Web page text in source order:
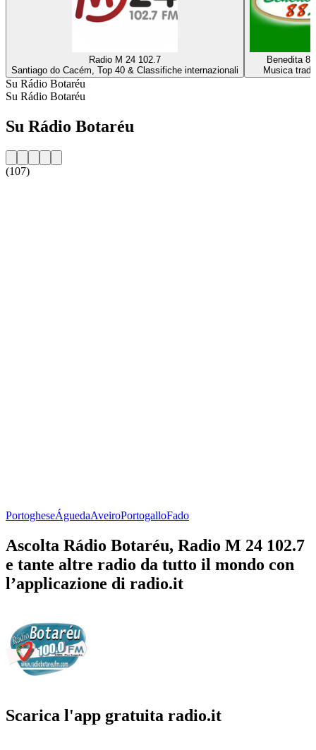
Radio M 24 102.7
Santiago do Cacém, Top 40 & Classifiche internazionali
Benedita
Musica
Su Rádio Botaréu
Su Rádio Botaréu
Su Rádio Botaréu
(107)
PortogheseÁguedaAveiroPortogalloFado
Ascolta Rádio Botaréu, Radio M 24 102.7
e tante altre radio da tutto il mondo con
l’applicazione di radio.it
Scarica l'app gratuita radio.it